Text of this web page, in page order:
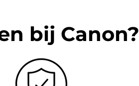
bij Canon?